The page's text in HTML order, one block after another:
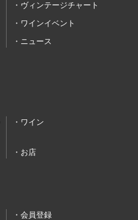
ヴィンテージチャート
ワインイベント
ニュース
ワイン
お店
会員登録